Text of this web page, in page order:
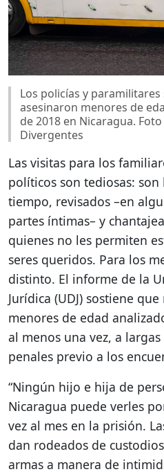
Los policías y
asesinaron menores de
de 2018 en Nicaragua.
Divergentes
Las visitas para los
políticos son tediosas:
tiempo, revisados –en
partes íntimas– y
quienes no les permiten
seres queridos. Para los
distinto. El informe de la
Jurídica (UDJ) sostiene
menores de edad
al menos una vez, a
penales previo a los
“Ningún hijo e hija de
Nicaragua puede verles
vez al mes en la prisión.
dan rodeados de
armas a manera de